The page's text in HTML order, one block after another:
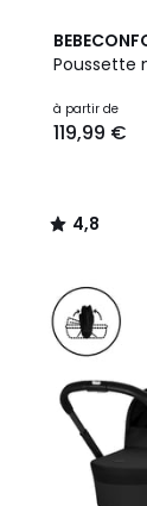
Poussette
à partir de
119,99 €
4,8
/ 5
2
Couleurs
4,8
/